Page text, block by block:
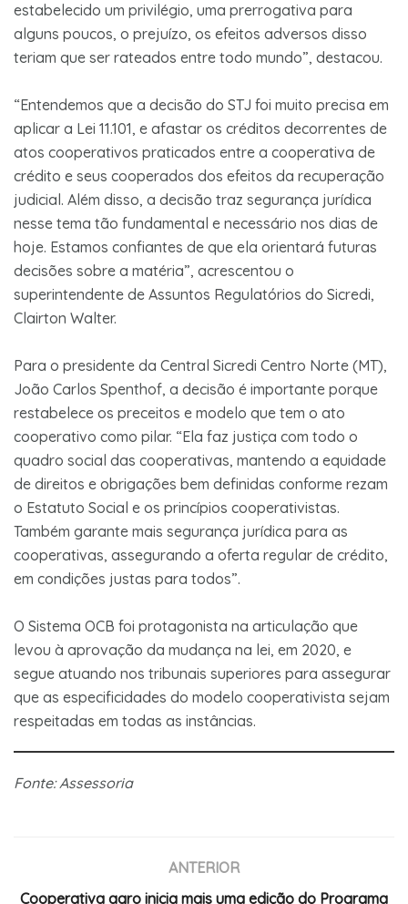
estabelecido um privilégio, uma prerrogativa para
alguns poucos, o prejuízo, os efeitos adversos disso
teriam que ser rateados entre todo mundo”, destacou.
“Entendemos que a decisão do STJ foi muito precisa em
aplicar a Lei 11.101, e afastar os créditos decorrentes de
atos cooperativos praticados entre a cooperativa de
crédito e seus cooperados dos efeitos da recuperação
judicial. Além disso, a decisão traz segurança jurídica
nesse tema tão fundamental e necessário nos dias de
hoje. Estamos confiantes de que ela orientará futuras
decisões sobre a matéria”, acrescentou o
superintendente de Assuntos Regulatórios do Sicredi,
Clairton Walter.
Para o presidente da Central Sicredi Centro Norte (MT),
João Carlos Spenthof, a decisão é importante porque
restabelece os preceitos e modelo que tem o ato
cooperativo como pilar. “Ela faz justiça com todo o
quadro social das cooperativas, mantendo a equidade
de direitos e obrigações bem definidas conforme rezam
o Estatuto Social e os princípios cooperativistas.
Também garante mais segurança jurídica para as
cooperativas, assegurando a oferta regular de crédito,
em condições justas para todos”.
O Sistema OCB foi protagonista na articulação que
levou à aprovação da mudança na lei, em 2020, e
segue atuando nos tribunais superiores para assegurar
que as especificidades do modelo cooperativista sejam
respeitadas em todas as instâncias.
Fonte: Assessoria
ANTERIOR
Cooperativa agro inicia mais uma edição do Programa